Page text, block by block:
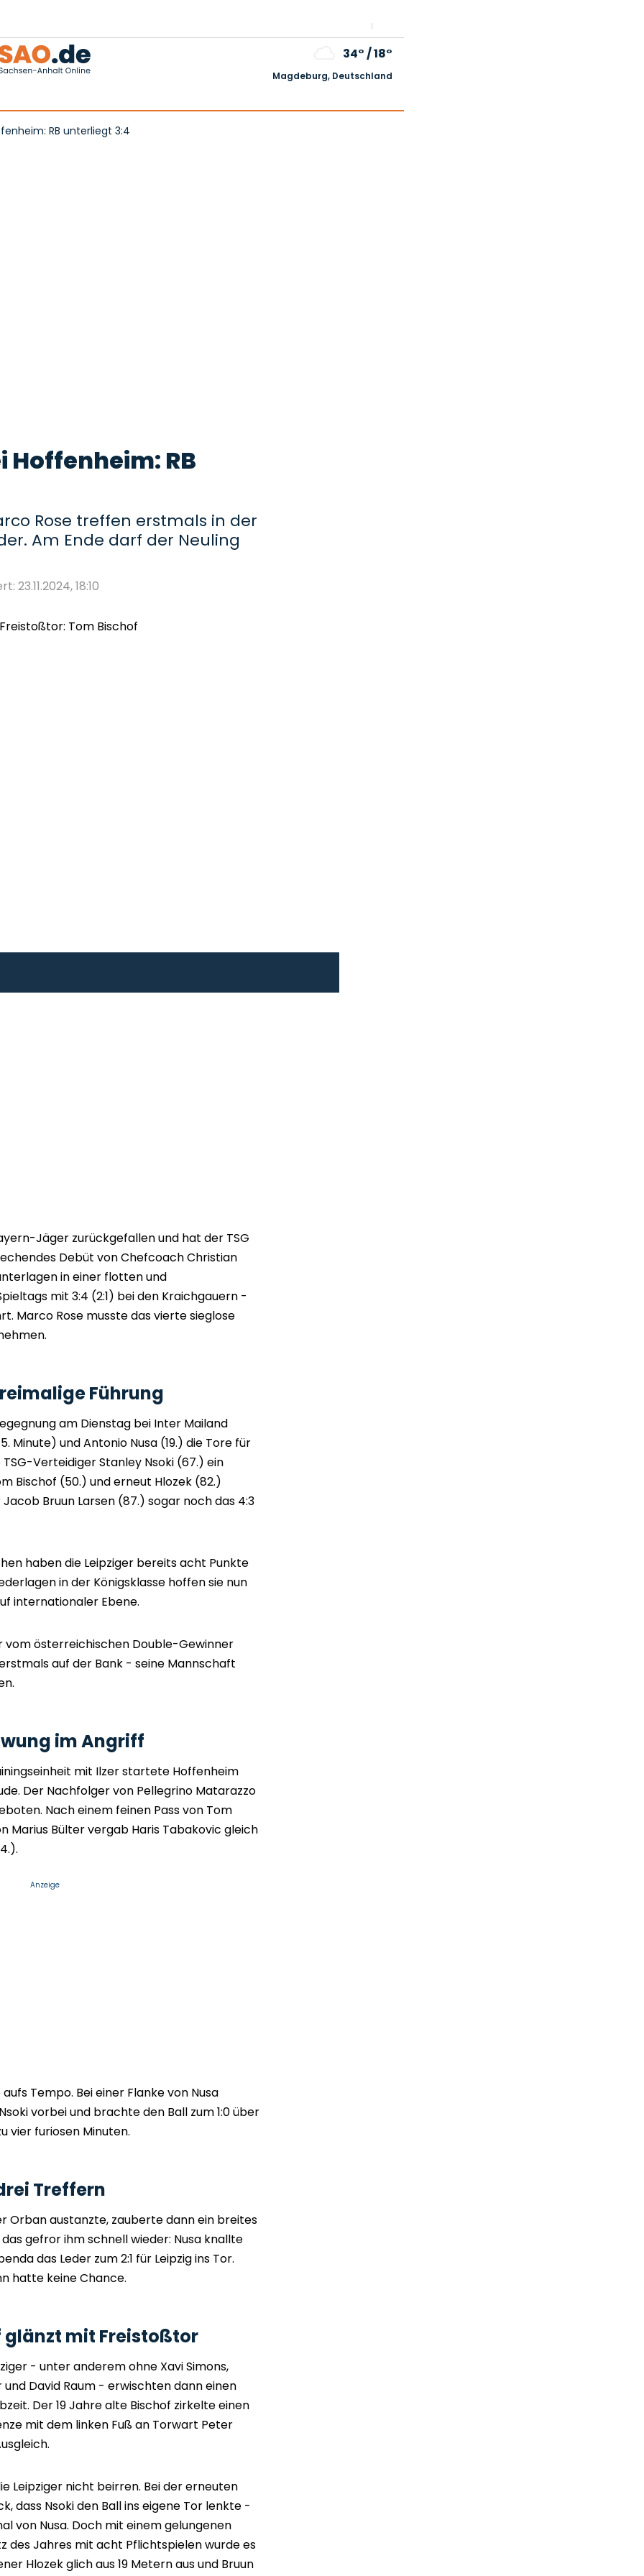
34°/18°
Magdeburg, Deutschland
RB unterliegt 3:4
RB
Rose treffen erstmals in der
Am Ende darf der Neuling
23.11.2024, 18:10
Jäger zurückgefallen und hat der TSG
Debüt von Chefcoach Christian
in einer flotten und
mit 3:4 (2:1) bei den Kraichgauern -
Marco Rose musste das vierte sieglose
Führung
am Dienstag bei Inter Mailand
Minute) und Antonio Nusa (19.) die Tore für
Verteidiger Stanley Nsoki (67.) ein
Bischof (50.) und erneut Hlozek (82.)
Bruun Larsen (87.) sogar noch das 4:3
haben die Leipziger bereits acht Punkte
in der Königsklasse hoffen sie nun
internationaler Ebene.
vom österreichischen Double-Gewinner
auf der Bank - seine Mannschaft
im Angriff
mit Ilzer startete Hoffenheim
Der Nachfolger von Pellegrino Matarazzo
Nach einem feinen Pass von Tom
Marius Bülter vergab Haris Tabakovic gleich
Anzeige
Tempo. Bei einer Flanke von Nusa
vorbei und brachte den Ball zum 1:0 über
vier furiosen Minuten.
Treffern
Orban austanzte, zauberte dann ein breites
gefror ihm schnell wieder: Nusa knallte
das Leder zum 2:1 für Leipzig ins Tor.
hatte keine Chance.
glänzt mit Freistoßtor
- unter anderem ohne Xavi Simons,
und David Raum - erwischten dann einen
Der 19 Jahre alte Bischof zirkelte einen
mit dem linken Fuß an Torwart Peter
Leipziger nicht beirren. Bei der erneuten
dass Nsoki den Ball ins eigene Tor lenkte -
von Nusa. Doch mit einem gelungenen
des Jahres mit acht Pflichtspielen wurde es
Hlozek glich aus 19 Metern aus und Bruun